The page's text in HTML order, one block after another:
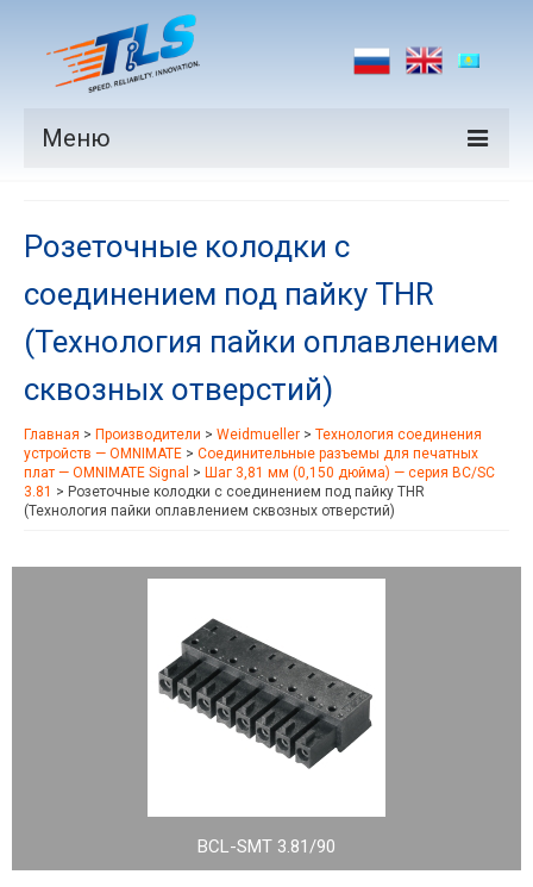
Меню
Производители
Рынки
Новости
Контакты
Розеточные колодки с
соединением под пайку THR
(Технология пайки оплавлением
сквозных отверстий)
Главная > Производители > Weidmueller > Технология соединения
устройств — OMNIMATE > Соединительные разъемы для печатных
плат — OMNIMATE Signal > Шаг 3,81 мм (0,150 дюйма) — серия BC/SC
3.81 > Розеточные колодки с соединением под пайку THR
(Технология пайки оплавлением сквозных отверстий)
BCL-SMT 3.81/90